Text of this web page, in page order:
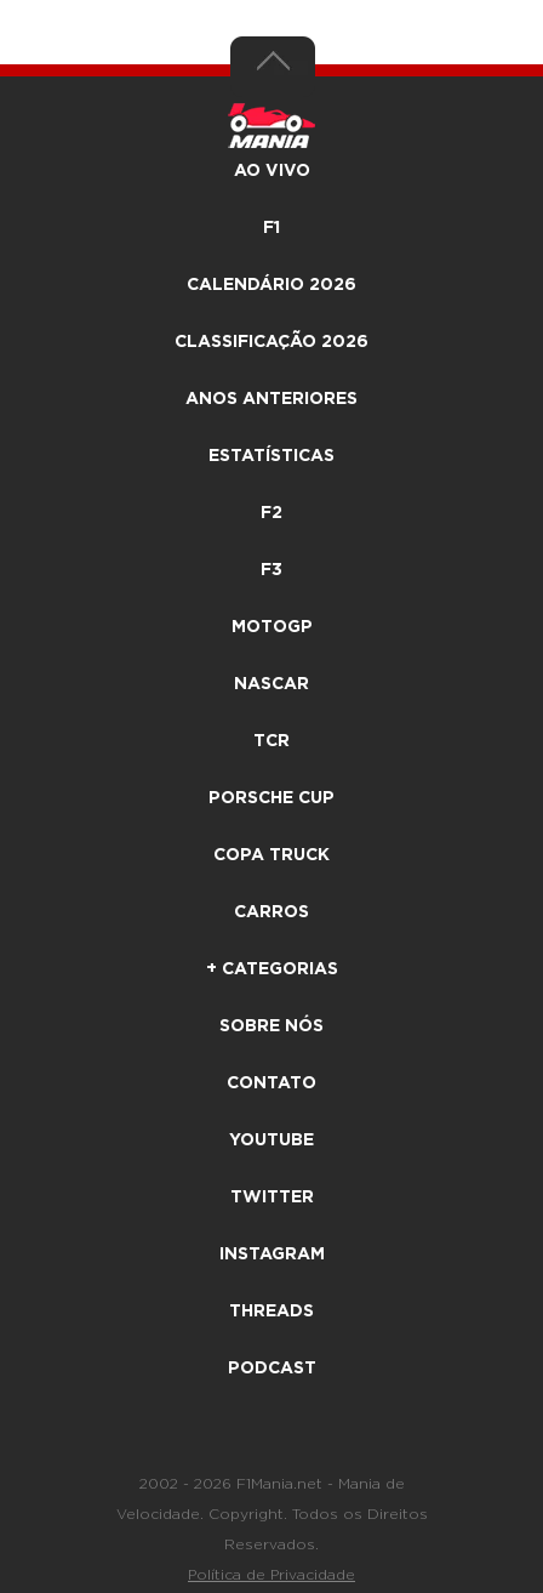
AO VIVO
F1
CALENDÁRIO 2026
CLASSIFICAÇÃO 2026
ANOS ANTERIORES
ESTATÍSTICAS
F2
F3
MOTOGP
NASCAR
TCR
PORSCHE CUP
COPA TRUCK
CARROS
+ CATEGORIAS
SOBRE NÓS
CONTATO
YOUTUBE
TWITTER
INSTAGRAM
THREADS
PODCAST
2002 - 2026 F1Mania.net - Mania de
Velocidade. Copyright. Todos os Direitos
Reservados.
Política de Privacidade